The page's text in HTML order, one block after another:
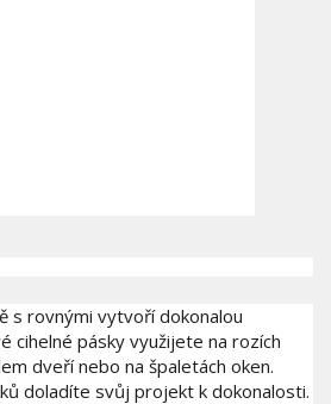
s rovnými vytvoří dokonalou
cihelné pásky využijete na rozích
dveří nebo na špaletách oken.
doladíte svůj projekt k dokonalosti.